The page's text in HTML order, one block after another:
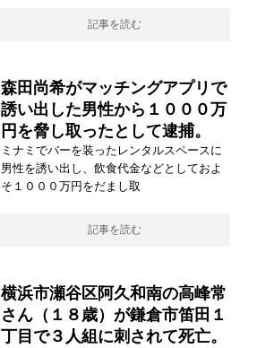
記事を読む
森田尚希がマッチングアプリで
誘い出した男性から１０００万
円を脅し取ったとして逮捕。
ミナミでバーを装ったレンタルスペースに
男性を誘い出し、飲食代金などとしておよ
そ１０００万円をだまし取
記事を読む
横浜市瀬谷区阿久和南の高峰常
さん（１８歳）が鎌倉市笛田１
丁目で３人組に刺されて死亡。